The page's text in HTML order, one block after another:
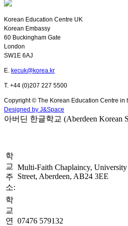
Korean Education Centre UK
Korean Embassy
60 Buckingham Gate
London
SW1E 6AJ
E. kecuk@korea.kr
T. +44 (0)207 227 5500
Copyright © The Korean Education Centre in
Designed by J&Space
아버딘 한글학교 (Aberdeen Korean
학
교
주
소:
Multi-Faith Chaplaincy,
Street, Aberdeen, AB24 3EE
학
교
연
07476 579132